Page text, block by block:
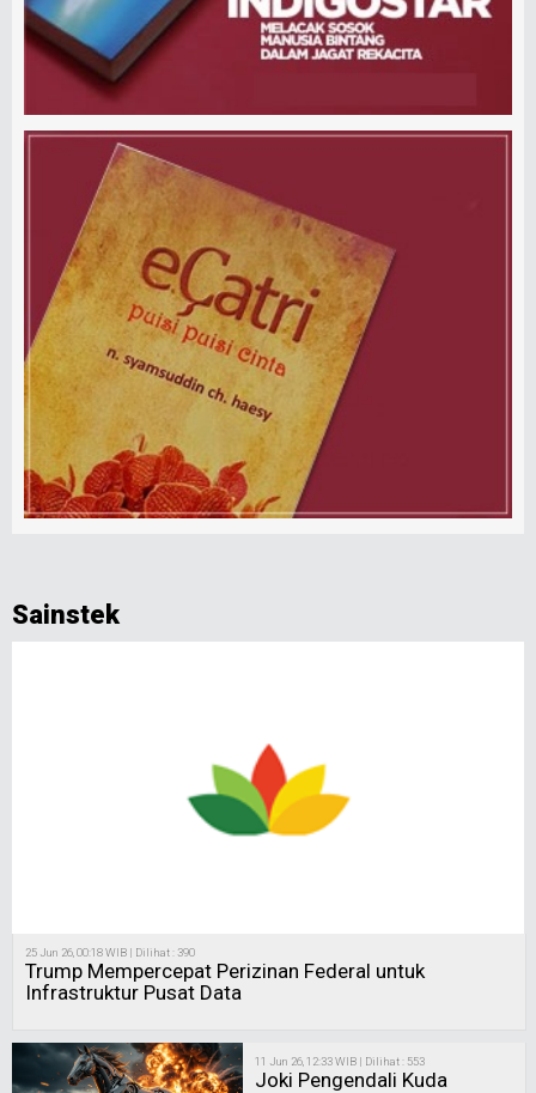
Sainstek
25 Jun 26, 00:18 WIB | Dilihat : 390
Trump Mempercepat Perizinan Federal untuk
Infrastruktur Pusat Data
11 Jun 26, 12:33 WIB | Dilihat : 553
Joki Pengendali Kuda